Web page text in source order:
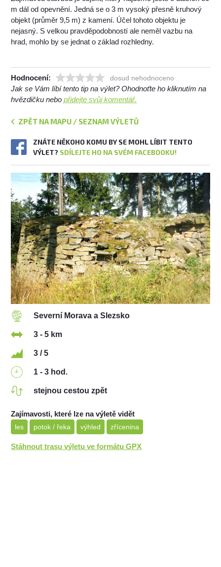
m dál od opevnění. Jedná se o 3 m vysoký přesně kruhový
objekt (průměr 9,5 m) z kamení. Účel tohoto objektu je
nejasný. S velkou pravděpodobností ale neměl vazbu na
hrad, mohlo by se jednat o základ rozhledny.
Hodnocení: dosud nehodnoceno
Jak se Vám líbí tento tip na výlet? Ohodnoťte ho kliknutím na
hvězdičku nebopřidejte svůj komentář.
ZPĚT NA MAPU / SEZNAM VÝLETŮ
ZNÁTE NĚKOHO KOMU BY SE MOHL LÍBIT TENTO
VÝLET? SDÍLEJTE HO NA SVÉM FACEBOOKU!
Severní Morava a Slezsko
3 - 5 km
3 / 5
1 - 3 hod.
stejnou cestou zpět
Zajímavosti, které lze na výletě vidět
les potok / řeka výhled zřícenina
Stáhnout trasu výletu ve formátu GPX